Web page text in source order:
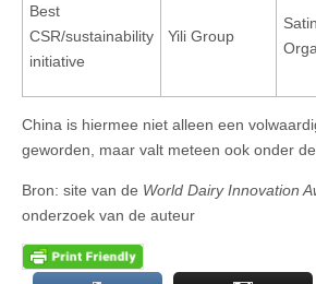
Best
CSR/sustainability
initiative
Yili Group
China is hiermee niet alleen een
geworden, maar valt meteen ook onder
Bron: site van de World Dairy Innovation
onderzoek van de auteur